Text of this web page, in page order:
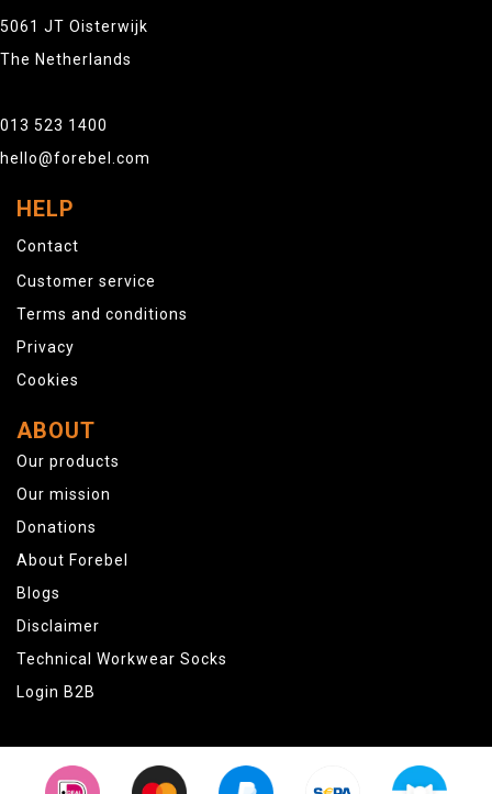
5061 JT Oisterwijk
The Netherlands
013 523 1400
hello@forebel.com
HELP
Contact
Customer service
Terms and conditions
Privacy
Cookies
ABOUT
Our products
Our mission
Donations
About Forebel
Blogs
Disclaimer
Technical Workwear Socks
Login B2B